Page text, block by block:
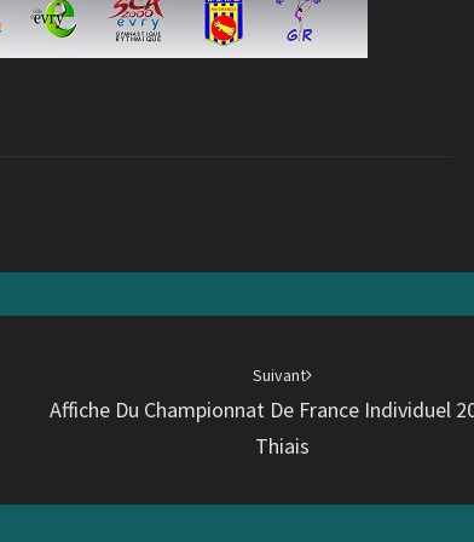
Suivant
Affiche Du Championnat De France Individuel
Thiais